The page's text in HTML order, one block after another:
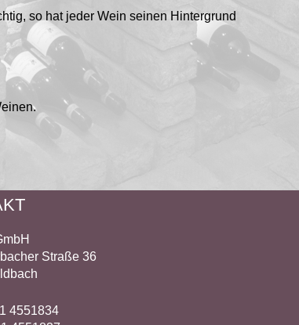
so hat jeder Wein seinen Hintergrund
Straße 36
4551834